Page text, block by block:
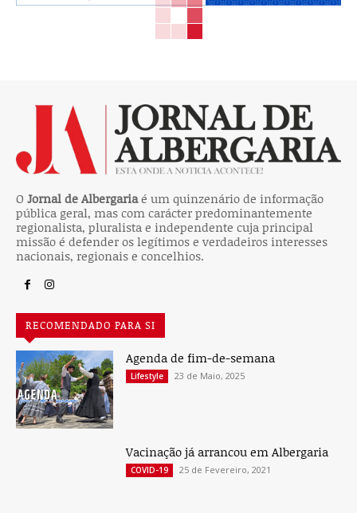
O Jornal de Albergariaé um quinzenário de informação
pública geral, mas com carácter predominantemente
regionalista, pluralista e independente cuja principal
missão é defender os legítimos e verdadeiros interesses
nacionais, regionais e concelhios.
RECOMENDADO PARA SI
Agenda de fim-de-semana
Lifestyle 23 de Maio, 2025
Vacinação já arrancou em Albergaria
COVID-19 25 de Fevereiro, 2021